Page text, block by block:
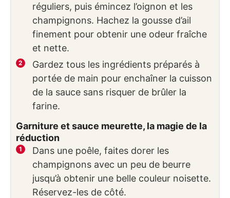
réguliers, puis émincez l’oignon et les
champignons. Hachez la gousse d’ail
finement pour obtenir une odeur fraîche
et nette.
Gardez tous les ingrédients préparés à
portée de main pour enchaîner la cuisson
de la sauce sans risquer de brûler la
farine.
Garniture et sauce meurette, la magie de la
réduction
Dans une poêle, faites dorer les
champignons avec un peu de beurre
jusqu’à obtenir une belle couleur noisette.
Réservez-les de côté.